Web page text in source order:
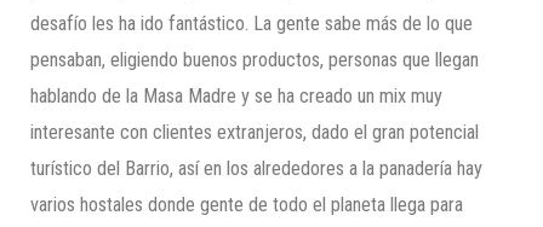
desafío les ha ido fantástico. La gente sabe más de lo que
pensaban, eligiendo buenos productos, personas que llegan
hablando de la Masa Madre y se ha creado un mix muy
interesante con clientes extranjeros, dado el gran potencial
turístico del Barrio, así en los alrededores a la panadería hay
varios hostales donde gente de todo el planeta llega para